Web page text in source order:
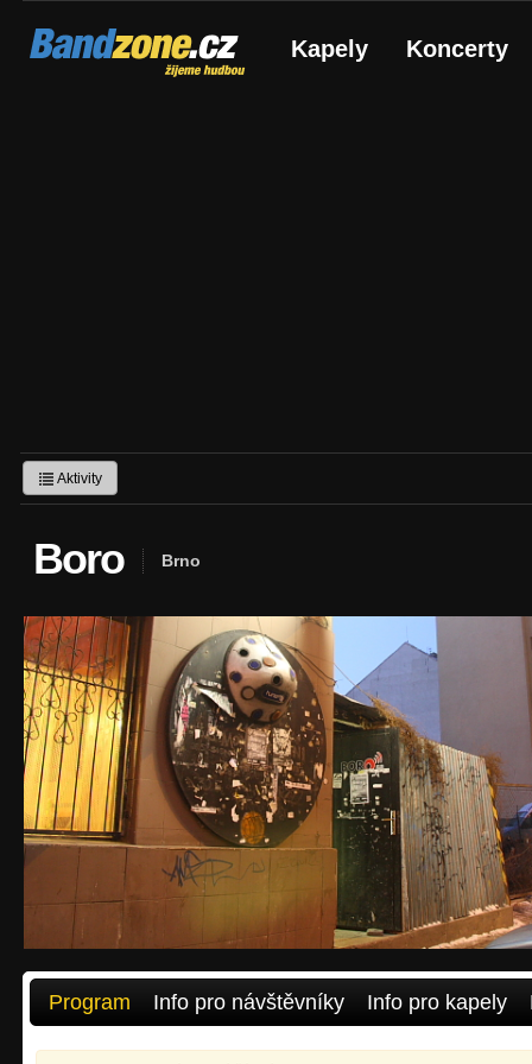
Bandzone.cz
žijeme hudbou Kapely Koncerty
Aktivity
Boro Brno
Program Info pro návštěvníky Info pro kapely